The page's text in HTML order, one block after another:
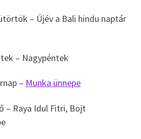
– Újév a Bali hindu naptár
– Nagypéntek
– Munka ünnepe
– Raya Idul Fitri, Böjt